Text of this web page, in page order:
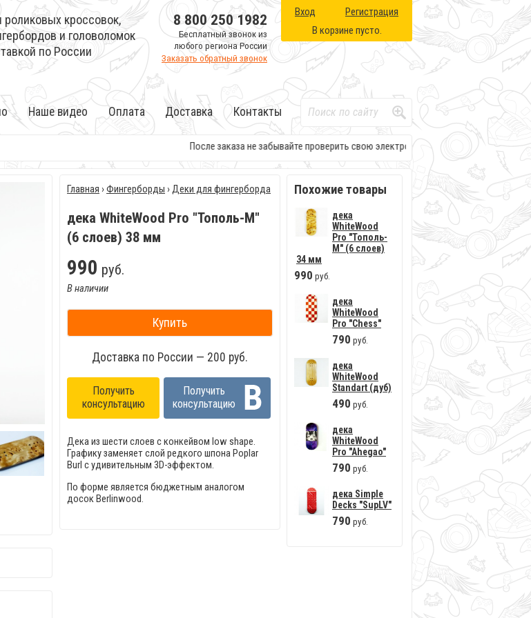
роликовых кроссовок,
и головоломок
по России
Вход
Регистрация
В корзине пусто.
8 800 250 1982
Бесплатный звонок из
любого региона России
Заказать обратный звонок
Наше видео Оплата Доставка Контакты
После заказа не забывайте проверить свою электронную почту. Там будет вся
Похожие товары
дека
WhiteWood
Pro "Тополь-
М" (6 слоев)
34 мм
990 руб.
дека
WhiteWood
Pro "Сhess"
790 руб.
дека
WhiteWood
Standart (дуб)
490 руб.
дека
WhiteWood
Pro "Ahegao"
790 руб.
дека Simple
Decks "SupLV"
790 руб.
Главная ›Фингерборды ›Деки для фингерборда
дека WhiteWood Pro "Тополь-М"
(6 слоев) 38 мм
990 руб.
В наличии
Купить
Доставка по России — 200 руб.
Получить
консультацию
Получить
консультацию
Дека из шести слоев с конкейвом low shape.
Графику заменяет слой редкого шпона Poplar
Burl с удивительным 3D-эффектом.
По форме является бюджетным аналогом
досок Berlinwood.